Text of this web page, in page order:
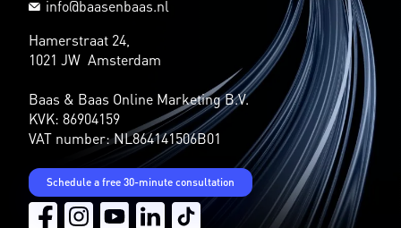
info@baasenbaas.nl
Hamerstraat 24,
1021 JW Amsterdam
Baas & Baas Online Marketing B.V.
KVK: 86904159
VAT number: NL864141506B01
Schedule a free 30-minute consultation